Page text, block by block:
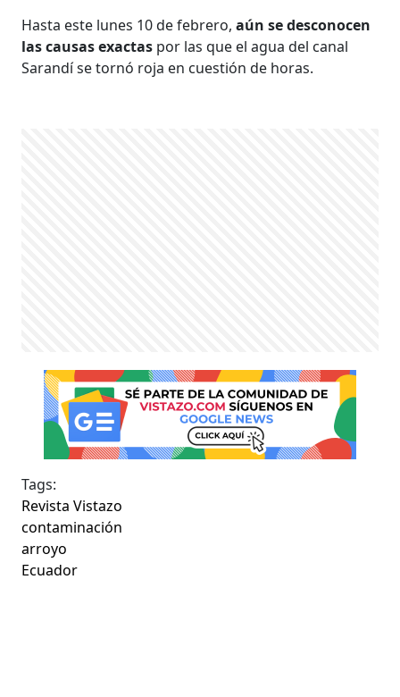
Hasta este lunes 10 de febrero, aún se desconocen
las causas exactas por las que el agua del canal
Sarandí se tornó roja en cuestión de horas.
Tags:
Revista Vistazo
contaminación
arroyo
Ecuador